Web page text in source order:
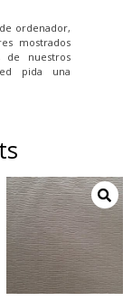
ordenador,
mostrados
de nuestros
pida una